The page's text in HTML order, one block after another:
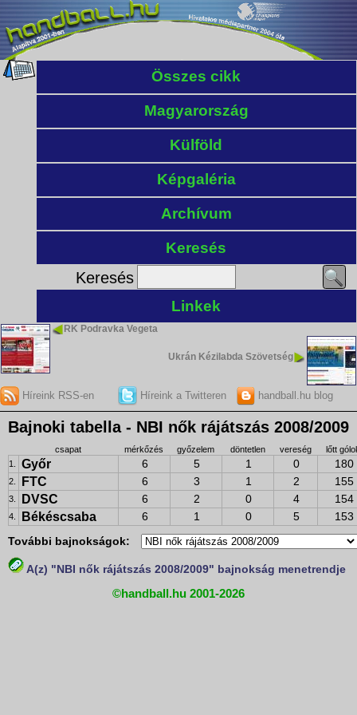
Összes cikk
Magyarország
Külföld
Képgaléria
Archívum
Keresés
Keresés
Linkek
RK Podravka Vegeta
Ukrán Kézilabda Szövetség
Híreink RSS-en Híreink a Twitteren handball.hu blog
Bajnoki tabella - NBI nők rájátszás 2008/2009
csapat mérkőzés győzelem döntetlen vereség
lőtt
1.
Győr 6 5 1 0 180
2. FTC 6 3 1 2 155
3. DVSC 6 2 0 4 154
4. Békéscsaba 6 1 0 5
153
További bajnokságok:
A(z) "NBI nők rájátszás 2008/2009" bajnokság menetrendje
©handball.hu 2001-2026